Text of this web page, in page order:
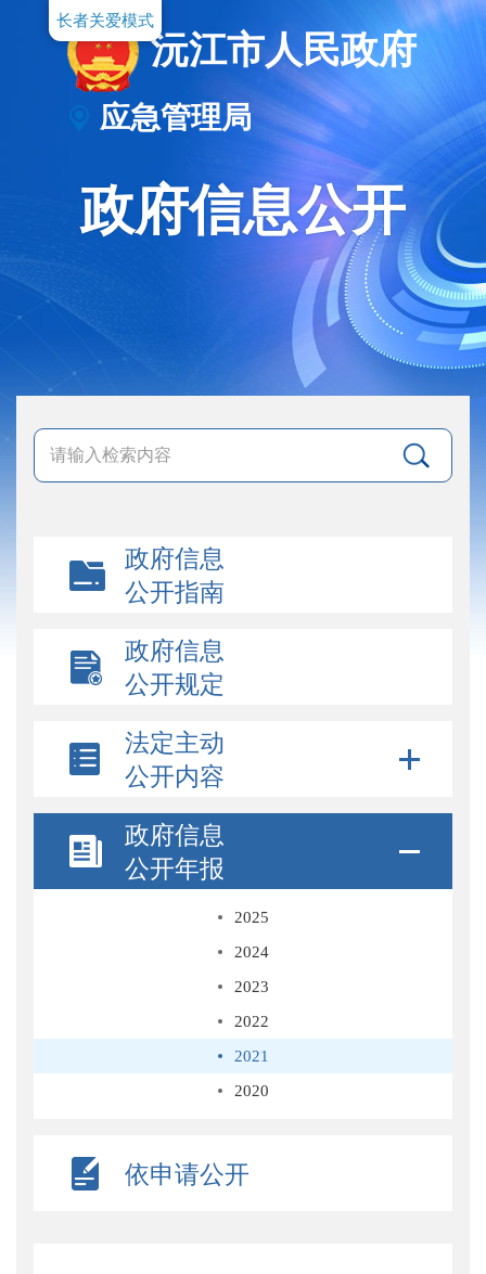
长者关爱模式
沅江市人民政府
应急管理局
政府信息公开
政府信息
公开指南
政府信息
公开规定
法定主动
公开内容
政府信息
公开年报
2025
2024
2023
2022
2021
2020
依申请公开